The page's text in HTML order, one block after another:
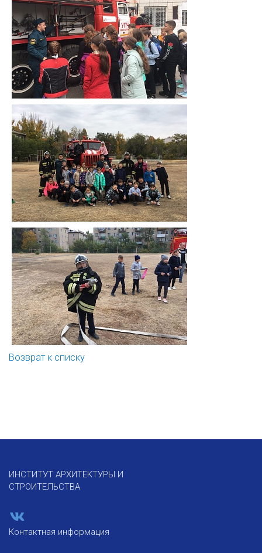
Возврат к списку
ИНСТИТУТ АРХИТЕКТУРЫ И
СТРОИТЕЛЬСТВА
Контактная информация